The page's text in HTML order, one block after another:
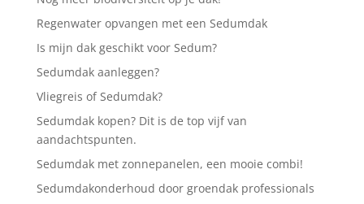
Regenwater opvangen met een Sedumdak
Is mijn dak geschikt voor Sedum?
Sedumdak aanleggen?
Vliegreis of Sedumdak?
Sedumdak kopen? Dit is de top vijf van
aandachtspunten.
Sedumdak met zonnepanelen, een mooie combi!
Sedumdakonderhoud door groendak professionals